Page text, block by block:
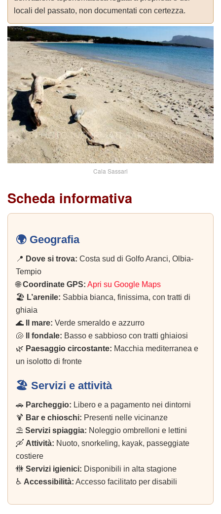
locali del passato, non documentati con certezza.
Cala Sassari
Scheda informativa
🌍 Geografia
📍 Dove si trova: Costa sud di Golfo Aranci, Olbia-
Tempio
🌐Coordinate GPS: Apri su Google Maps
🏖️ L’arenile: Sabbia bianca, finissima, con tratti di
ghiaia
🌊
Il mare: Verde smeraldo e azzurro
🐚
Il fondale: Basso e sabbioso con tratti ghiaiosi
🌿 Paesaggio circostante: Macchia mediterranea e
un isolotto di fronte
🏖️ Servizi e attività
🚗 Parcheggio: Libero e a pagamento nei dintorni
🍹 Bar e chioschi: Presenti nelle vicinanze
⛱️ Servizi spiaggia: Noleggio ombrelloni e lettini
🛶 Attività: Nuoto, snorkeling, kayak, passeggiate
costiere
🚻 Servizi igienici: Disponibili in alta stagione
♿ Accessibilità: Accesso facilitato per disabili